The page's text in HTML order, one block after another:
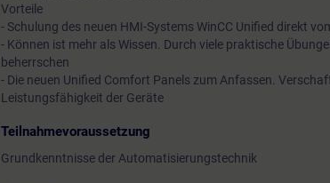
Vorteile
- Schulung des neuen HMI-Systems WinCC Unified direkt
- Können ist mehr als Wissen. Durch viele praktische
beherrschen
- Die neuen Unified Comfort Panels zum Anfassen.
Leistungsfähigkeit der Geräte
Teilnahmevoraussetzung
Grundkenntnisse der Automatisierungstechnik